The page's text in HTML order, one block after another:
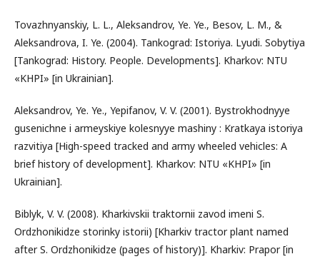
Tovazhnyanskiy, L. L., Aleksandrov, Ye. Ye., Besov, L. M., &
Aleksandrova, I. Ye. (2004). Tankograd: Istoriya. Lyudi. Sobytiya
[Tankograd: History. People. Developments]. Kharkov: NTU
«KHPI» [in Ukrainian].
Aleksandrov, Ye. Ye., Yepifanov, V. V. (2001). Bystrokhodnyye
gusenichne i armeyskiye kolesnyye mashiny : Kratkaya istoriya
razvitiya [High-speed tracked and army wheeled vehicles: A
brief history of development]. Kharkov: NTU «KHPI» [in
Ukrainian].
Biblyk, V. V. (2008). Kharkivskii traktornii zavod imeni S.
Ordzhonikidze storinky istorii) [Kharkiv tractor plant named
after S. Ordzhonikidze (pages of history)]. Kharkiv: Prapor [in